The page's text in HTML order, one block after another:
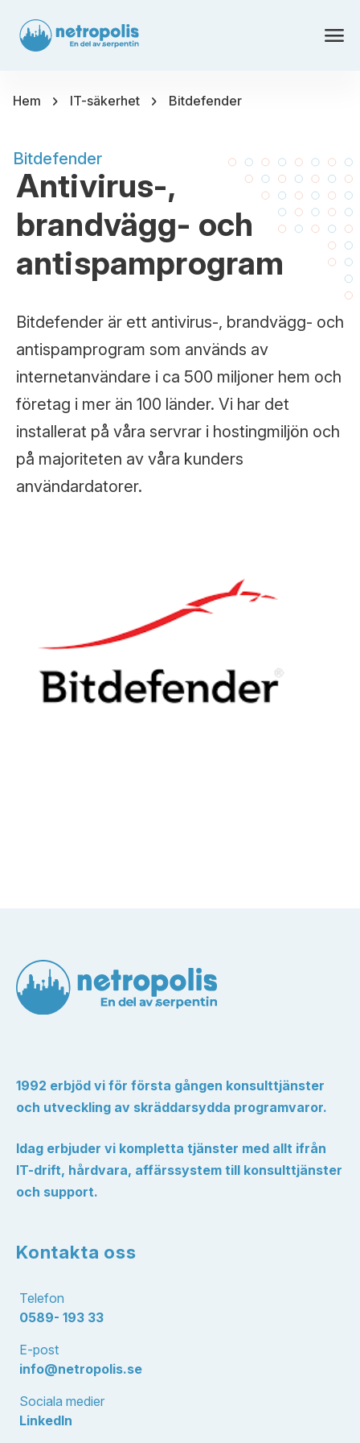
menu
Hem chevron_right IT-säkerhet chevron_right Bitdefender
Bitdefender
Antivirus-,
brandvägg- och
antispamprogram
Bitdefender är ett antivirus-, brandvägg- och
antispamprogram som används av
internetanvändare i ca 500 miljoner hem och
företag i mer än 100 länder. Vi har det
installerat på våra servrar i hostingmiljön och
på majoriteten av våra kunders
användardatorer.
1992 erbjöd vi för första gången konsulttjänster
och utveckling av skräddarsydda programvaror.
Idag erbjuder vi kompletta tjänster med allt ifrån
IT-drift, hårdvara, affärssystem till konsulttjänster
och support.
Kontakta oss
Telefon
0589- 193 33
E-post
info@netropolis.se
Sociala medier
LinkedIn